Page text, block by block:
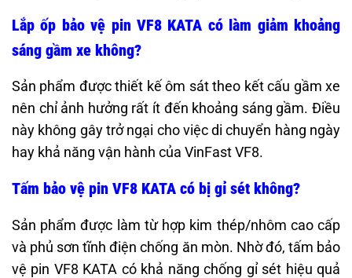
Lắp ốp bảo vệ pin VF8 KATA có làm giảm khoảng
sáng gầm xe không?
Sản phẩm được thiết kế ôm sát theo kết cấu gầm xe
nên chỉ ảnh hưởng rất ít đến khoảng sáng gầm. Điều
này không gây trở ngại cho việc di chuyển hàng ngày
hay khả năng vận hành của VinFast VF8.
Tấm bảo vệ pin VF8 KATA có bị gỉ sét không?
Sản phẩm được làm từ hợp kim thép/nhôm cao cấp
và phủ sơn tĩnh điện chống ăn mòn. Nhờ đó, tấm bảo
vệ pin VF8 KATA có khả năng chống gỉ sét hiệu quả